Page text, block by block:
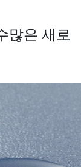
많은 새로